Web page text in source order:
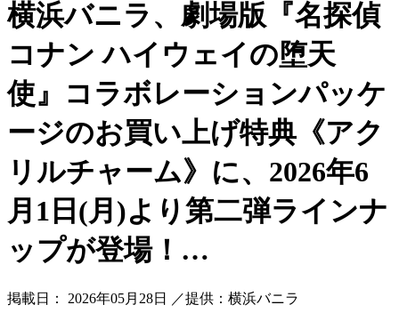
横浜バニラ、劇場版『名探偵
コナン ハイウェイの堕天
使』コラボレーションパッケ
ージのお買い上げ特典《アク
リルチャーム》に、2026年6
月1日(月)より第二弾ラインナ
ップが登場！…
掲載日： 2026年05月28日 ／提供：横浜バニラ